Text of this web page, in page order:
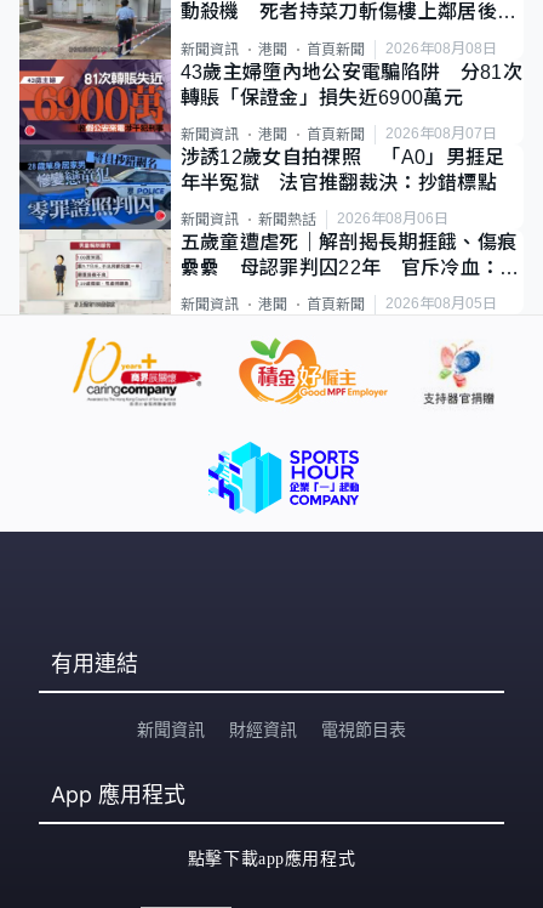
動殺機 死者持菜刀斬傷樓上鄰居後墮
新聞資訊 港聞 首頁新聞 2026年08月08日
43歲主婦墮內地公安電騙陷阱 分81次
轉賬「保證金」損失近6900萬元
新聞資訊 港聞 首頁新聞 2026年08月07日
涉誘12歲女自拍祼照 「A0」男捱足
年半冤獄 法官推翻裁決：抄錯標點
新聞資訊 新聞熱話 2026年08月06日
五歲童遭虐死｜解剖揭長期捱餓、傷痕
纍纍 母認罪判囚22年 官斥冷血：同
類案最惡劣
新聞資訊 港聞 首頁新聞 2026年08月05日
有用連結
新聞資訊 財經資訊 電視節目表
App 應用程式
點擊下載app應用程式